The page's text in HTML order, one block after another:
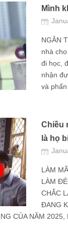
Mình
NGÂN
nhà
đi học,
nhận
và phấn
Chiều
là họ
LÀM
LÀM
CHẮC
ĐANG
CỦA NĂM 2025,